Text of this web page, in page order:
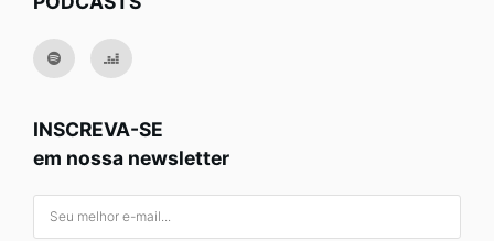
INSCREVA-SE
em nossa newsletter